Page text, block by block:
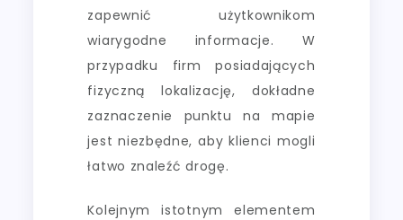
zapewnić użytkownikom
wiarygodne informacje. W
przypadku firm posiadających
fizyczną lokalizację, dokładne
zaznaczenie punktu na mapie
jest niezbędne, aby klienci mogli
łatwo znaleźć drogę.
Kolejnym istotnym elementem